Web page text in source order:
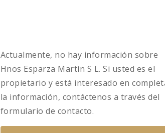
Actualmente, no hay información sobre
Hnos Esparza Martín S L. Si usted es el
propietario y está interesado en
la información, contáctenos a través del
formulario de contacto.